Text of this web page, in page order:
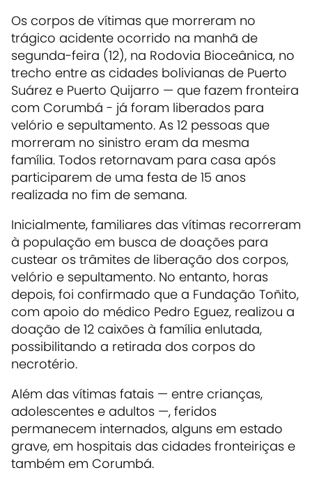
Os corpos de vítimas que morreram no
trágico acidente ocorrido na manhã de
segunda-feira (12), na Rodovia Bioceânica, no
trecho entre as cidades bolivianas de Puerto
Suárez e Puerto Quijarro — que fazem fronteira
com Corumbá - já foram liberados para
velório e sepultamento. As 12 pessoas que
morreram no sinistro eram da mesma
família. Todos retornavam para casa após
participarem de uma festa de 15 anos
realizada no fim de semana.
Inicialmente, familiares das vítimas recorreram
à população em busca de doações para
custear os trâmites de liberação dos corpos,
velório e sepultamento. No entanto, horas
depois, foi confirmado que a Fundação Toñito,
com apoio do médico Pedro Eguez, realizou a
doação de 12 caixões à família enlutada,
possibilitando a retirada dos corpos do
necrotério.
Além das vítimas fatais — entre crianças,
adolescentes e adultos —, feridos
permanecem internados, alguns em estado
grave, em hospitais das cidades fronteiriças e
também em Corumbá.